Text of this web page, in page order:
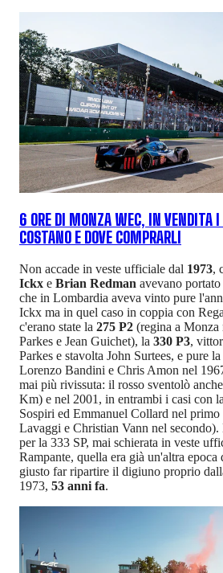
6 ORE DI MONZA WEC, IN VENDITA
COSTANO E DOVE COMPRARLI
Non accade in veste ufficiale dal 1973,
Ickx e Brian Redman avevano
che in Lombardia aveva vinto pure
Ickx ma in quel caso in coppia con
c'erano state la 275 P2 (regina a
Parkes e Jean Guichet), la 330 P3,
Parkes e stavolta John Surtees, e pure la
Lorenzo Bandini e Chris Amon nel
mai più rivissuta: il rosso sventolò
Km) e nel 2001, in entrambi i casi con la
Sospiri ed Emmanuel Collard nel
Lavaggi e Christian Vann nel
per la 333 SP, mai schierata in veste
Rampante, quella era già un'altra
giusto far ripartire il digiuno proprio
1973, 53 anni fa.